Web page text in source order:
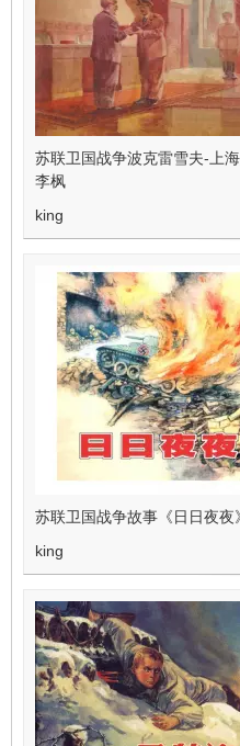
苏联卫国战争波克雷雪夫-上
李枫
king
苏联卫国战争故事《日日夜夜
king